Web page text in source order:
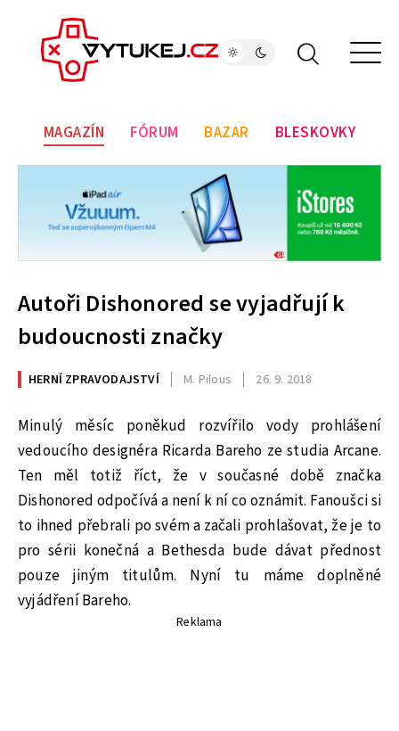
MAGAZÍN FÓRUM BAZAR BLESKOVKY
Autoři Dishonored se vyjadřují k
budoucnosti značky
HERNÍ ZPRAVODAJSTVÍ M. Pilous 26. 9. 2018
Minulý měsíc poněkud rozvířilo vody prohlášení
vedoucího designéra Ricarda Bareho ze studia Arcane.
Ten měl totiž říct, že v současné době značka
Dishonored odpočívá a není k ní co oznámit. Fanoušci si
to ihned přebrali po svém a začali prohlašovat, že je to
pro sérii konečná a Bethesda bude dávat přednost
pouze jiným titulům. Nyní tu máme doplněné
vyjádření Bareho.
Reklama